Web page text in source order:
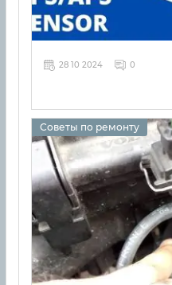
28 10 2024 0
Советы по ремонту